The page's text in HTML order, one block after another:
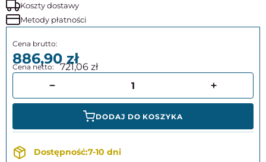
Koszty dostawy
Metody płatności
886,90721,06
DODAJ DO KOSZYKA
7-10 dni